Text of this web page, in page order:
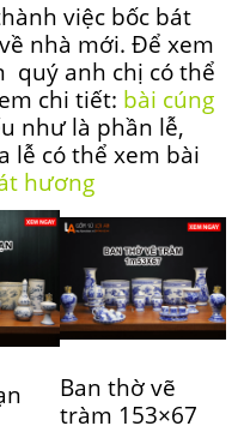
việc bốc bát
nhà mới. Để xem
quý anh chị có thể
chi tiết: bài cúng
như là phần lễ,
lễ có thể xem bài
hương
Ban thờ vẽ
tràm 153×67